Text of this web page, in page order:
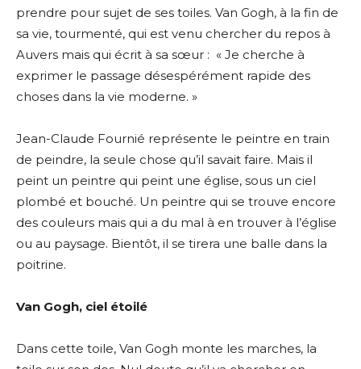
prendre pour sujet de ses toiles. Van Gogh, à la fin de
sa vie, tourmenté, qui est venu chercher du repos à
Auvers mais qui écrit à sa sœur : « Je cherche à
exprimer le passage désespérément rapide des
choses dans la vie moderne. »
Jean-Claude Fournié représente le peintre en train
de peindre, la seule chose qu’il savait faire. Mais il
peint un peintre qui peint une église, sous un ciel
plombé et bouché. Un peintre qui se trouve encore
des couleurs mais qui a du mal à en trouver à l’église
ou au paysage. Bientôt, il se tirera une balle dans la
poitrine.
Van Gogh, ciel étoilé
Dans cette toile, Van Gogh monte les marches, la